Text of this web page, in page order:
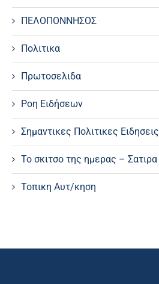
ΠΕΛΟΠΟΝΝΗΣΟΣ
Πολιτικα
Πρωτοσελιδα
Ροη Ειδήσεων
Σημαντικες Πολιτικες Ειδησεις
Το σκιτσο της ημερας – Σατιρα
Τοπικη Αυτ/κηση